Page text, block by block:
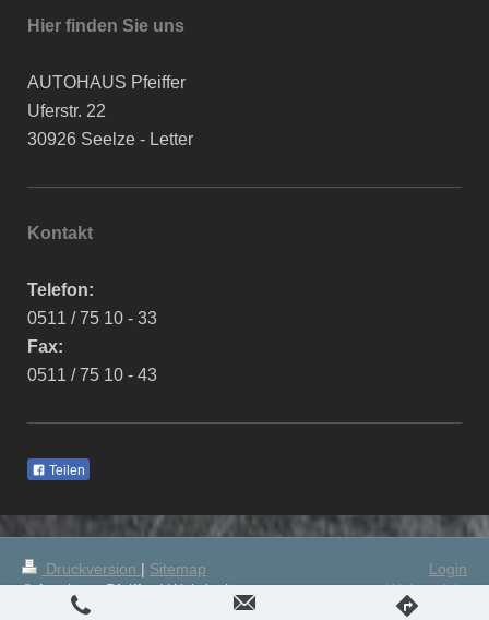
Hier finden Sie uns
AUTOHAUS Pfeiffer
Uferstr. 22
30926 Seelze - Letter
Kontakt
Telefon:
0511 / 75 10 - 33
Fax:
0511 / 75 10 - 43
Teilen
Druckversion | Sitemap
© Autohaus Pfeiffer | Webdesign:
mediastudios24
Login
Webansicht